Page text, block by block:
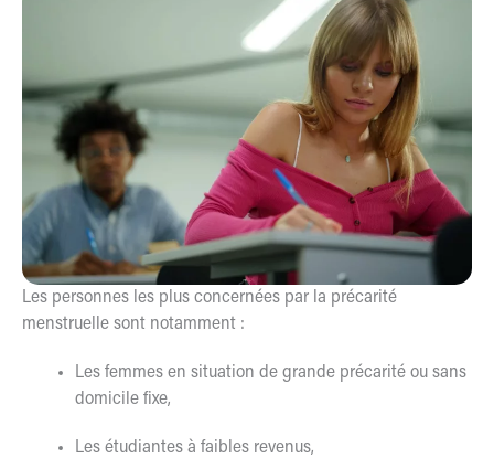
Les personnes les plus concernées par la précarité
menstruelle sont notamment :
Les femmes en situation de grande précarité ou sans
domicile fixe,
Les étudiantes à faibles revenus,